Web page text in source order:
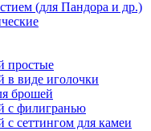
(для Пандора и др.)
простые
в виде иголочки
брошей
с филигранью
сеттингом для камеи